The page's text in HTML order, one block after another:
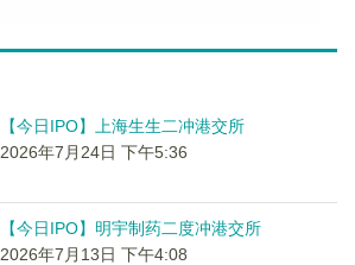
【今日IPO】上海生生二冲港交所
2026年7月24日 下午5:36
【今日IPO】明宇制药二度冲港交所
2026年7月13日 下午4:08